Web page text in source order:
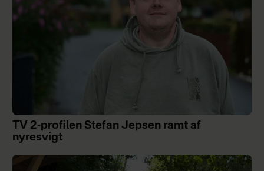
TV 2-profilen Stefan Jepsen ramt af
nyresvigt